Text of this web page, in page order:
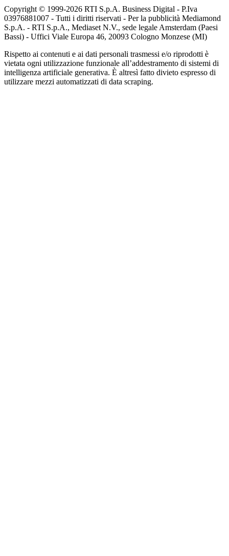
Copyright © 1999-2026 RTI S.p.A. Business Digital - P.Iva
03976881007 - Tutti i diritti riservati - Per la pubblicità Mediamond
S.p.A. - RTI S.p.A., Mediaset N.V., sede legale Amsterdam (Paesi
Bassi) - Uffici Viale Europa 46, 20093 Cologno Monzese (MI)
Rispetto ai contenuti e ai dati personali trasmessi e/o riprodotti è
vietata ogni utilizzazione funzionale all’addestramento di sistemi di
intelligenza artificiale generativa. È altresì fatto divieto espresso di
utilizzare mezzi automatizzati di data scraping.